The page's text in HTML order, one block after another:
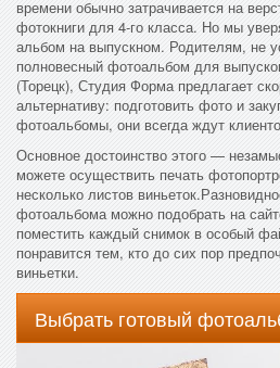
времени обычно затрачивается на
фотокниги для 4-го класса. Но мы
альбом на выпускном. Родителям, не
полновесный фотоальбом для
(Торецк), Студия Форма предлагает
альтернативу: подготовить фото и
фотоальбомы, они всегда ждут
Основное достоинство этого —
можете осуществить печать
несколько листов
фотоальбома можно подобрать на
поместить каждый снимок в особый
понравится тем, кто до сих пор
виньетки.
Выбрать готовый